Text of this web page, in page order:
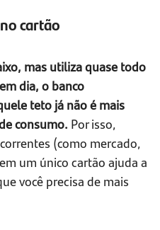
cartão
mas utiliza quase todo
dia, o banco
teto já não é mais
consumo. Por isso,
(como mercado,
um único cartão ajuda a
você precisa de mais